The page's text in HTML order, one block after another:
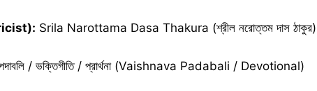
Srila Narottama Dasa Thakura (শ্রীল নরোত্তম দাস ঠাকুর)
/ ভক্তিগীতি / প্রার্থনা (Vaishnava Padabali / Devotional)